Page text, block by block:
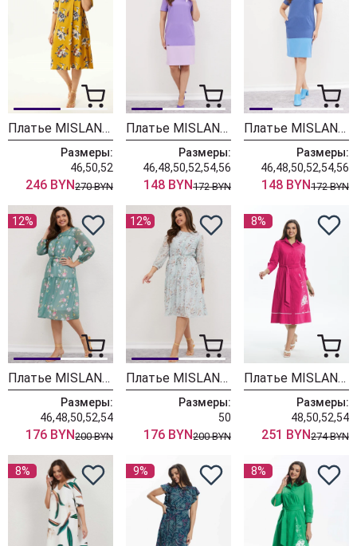
Платье MISLANA WOMEN А949/1
Размеры:
46,50,52
246 BYN270 BYN
Платье MISLANA WOMEN 417/1
Размеры:
46,48,50,52,54,56
148 BYN172 BYN
Платье MISLANA WOMEN 417
Размеры:
46,48,50,52,54,56
148 BYN172 BYN
12%
Платье MISLANA WOMEN 616 светлая бирюза
Размеры:
46,48,50,52,54
176 BYN200 BYN
12%
Платье MISLANA WOMEN 616 мята
Размеры:
50
176 BYN200 BYN
8%
Платье MISLANA WOMEN А888 фуксия
Размеры:
48,50,52,54
251 BYN274 BYN
8% 9% 8%